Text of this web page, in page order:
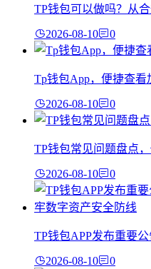
TP钱包可以做吗？从
2026-08-10 0
Tp钱包App，便捷查
2026-08-10 0
TP钱包常见问题盘点
2026-08-10 0
TP钱包APP发布重要
2026-08-10 0